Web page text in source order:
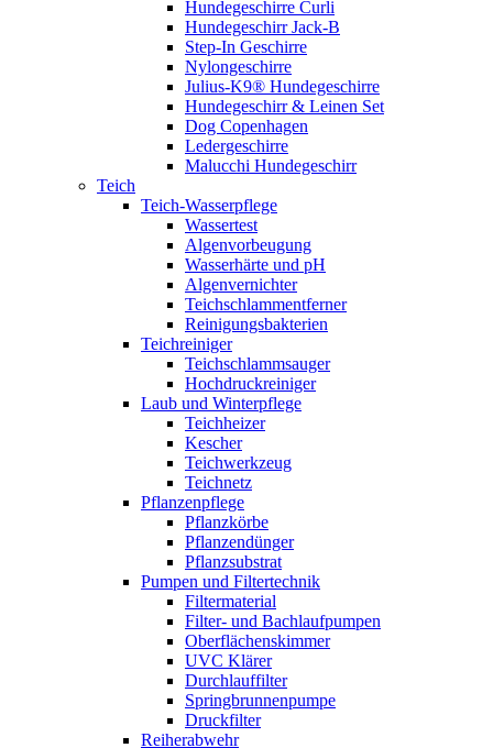
Hundegeschirre Curli
Hundegeschirr Jack-B
Step-In Geschirre
Nylongeschirre
Julius-K9® Hundegeschirre
Hundegeschirr & Leinen Set
Dog Copenhagen
Ledergeschirre
Malucchi Hundegeschirr
Teich
Teich-Wasserpflege
Wassertest
Algenvorbeugung
Wasserhärte und pH
Algenvernichter
Teichschlammentferner
Reinigungsbakterien
Teichreiniger
Teichschlammsauger
Hochdruckreiniger
Laub und Winterpflege
Teichheizer
Kescher
Teichwerkzeug
Teichnetz
Pflanzenpflege
Pflanzkörbe
Pflanzendünger
Pflanzsubstrat
Pumpen und Filtertechnik
Filtermaterial
Filter- und Bachlaufpumpen
Oberflächenskimmer
UVC Klärer
Durchlauffilter
Springbrunnenpumpe
Druckfilter
Reiherabwehr